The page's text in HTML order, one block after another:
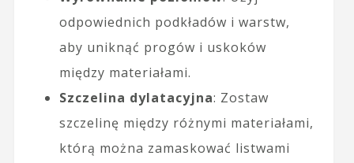
odpowiednich podkładów i warstw,
aby uniknąć progów i uskoków
między materiałami.
Szczelina dylatacyjna: Zostaw
szczelinę między różnymi materiałami,
którą można zamaskować listwami